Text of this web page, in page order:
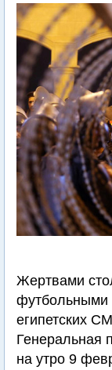
Жертвами
футбольными
египетских
Генеральная
на утро 9